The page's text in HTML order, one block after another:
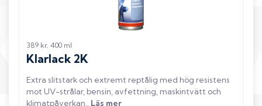
389 kr, 400 ml
Klarlack 2K
Extra slitstark och extremt reptålig med hög resistens
mot UV-strålar, bensin, avfettning, maskintvätt och
klimatpåverkan.. Läs mer